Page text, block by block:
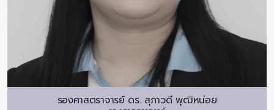
รองศาสตราจารย์ ดร. สุภาวดี พุฒิหน่อย